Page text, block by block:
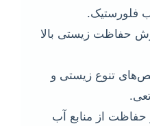
فلورستیک.
حفاظت زیستی بالا
تنوع زیستی و
از منابع آب